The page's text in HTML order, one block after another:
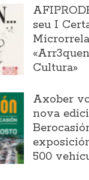
seu I
Cultura»
Axober
nova
500